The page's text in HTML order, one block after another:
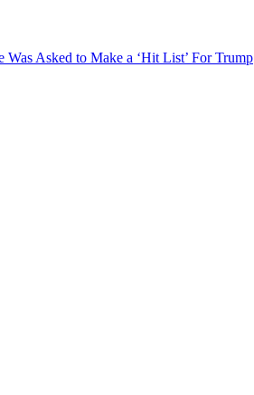
Was Asked to Make a ‘Hit List’ For Trump